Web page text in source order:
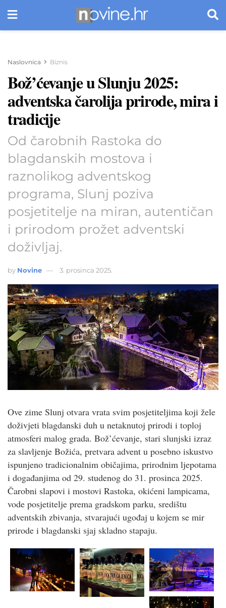
Naslovnica Biznis
Bož’ćevanje u Slunju 2025:
adventska čarolija prirode, mira i
tradicije
Od čarobnih Rastoka do
blagdanskih mostova i
raznolikog adventskog
programa, Slunj poziva
posjetitelje na miran, autentičan
i prirodom prožet adventski
doživljaj.
by Novine 3. prosinca 2025.
Ove zime Slunj otvara vrata svim posjetiteljima koji žele
doživjeti blagdanski duh u netaknutoj prirodi i toploj
atmosferi malog grada. Bož’ćevanje, stari slunjski izraz
za slavljenje Božića, pretvara advent u posebno iskustvo
ispunjeno tradicionalnim običajima, prirodnim ljepotama
i događanjima od 29. studenog do 31. prosinca 2025.
Čarobni slapovi i mostovi Rastoka, okićeni lampicama,
vode posjetitelje prema gradskom parku, središtu
adventskih zbivanja, stvarajući ugođaj u kojem se mir
prirode i blagdanski sjaj skladno stapaju.